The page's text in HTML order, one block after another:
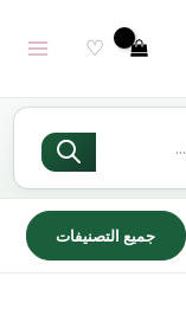
♡
جميع التصنيفات